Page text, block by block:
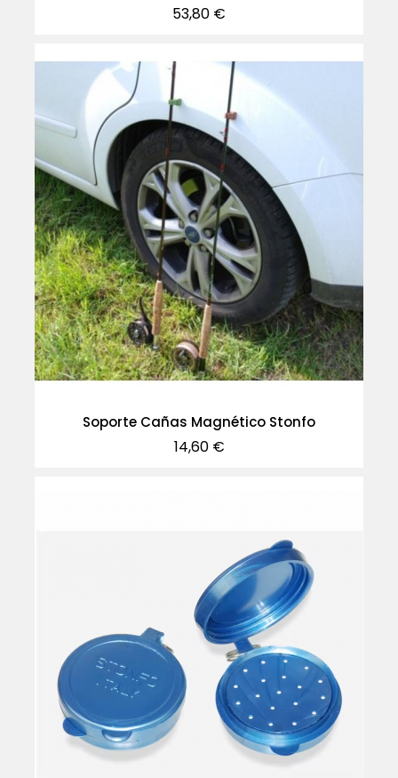
Precio
53,80 €
Soporte Cañas Magnético Stonfo
Precio
14,60 €